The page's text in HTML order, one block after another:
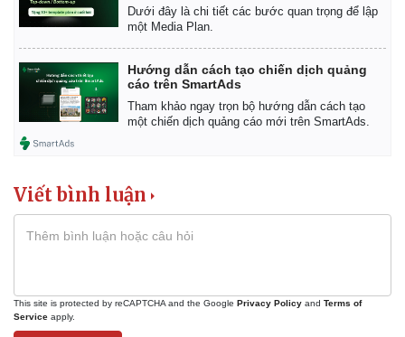
Infographic
Dưới đây là chi tiết các bước quan trọng để lập
một Media Plan.
Hướng dẫn cách tạo chiến dịch quảng
cáo trên SmartAds
Tham khảo ngay trọn bộ hướng dẫn cách tạo
một chiến dịch quảng cáo mới trên SmartAds.
Viết bình luận
This site is protected by reCAPTCHA and the Google Privacy Policy and Terms of
Service apply.